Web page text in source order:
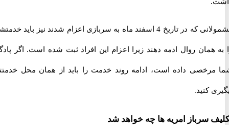
مشمولانی که در تاریخ 4 اسفند ماه به سربازی اعزام شدند نیز باید خدمتشان
همان روال ادمه دهند زیرا اعزام این افراد ثبت شده است. اگر پادگان
داده است، ادامه روند خدمت را باید از همان محل خدمتتان
کنید.
سرباز امریه ها چه خواهد شد